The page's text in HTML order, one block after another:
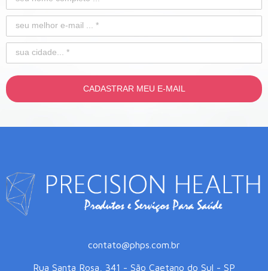
CADASTRAR MEU E-MAIL
contato@phps.com.br
Rua Santa Rosa, 341 - São Caetano do Sul - SP